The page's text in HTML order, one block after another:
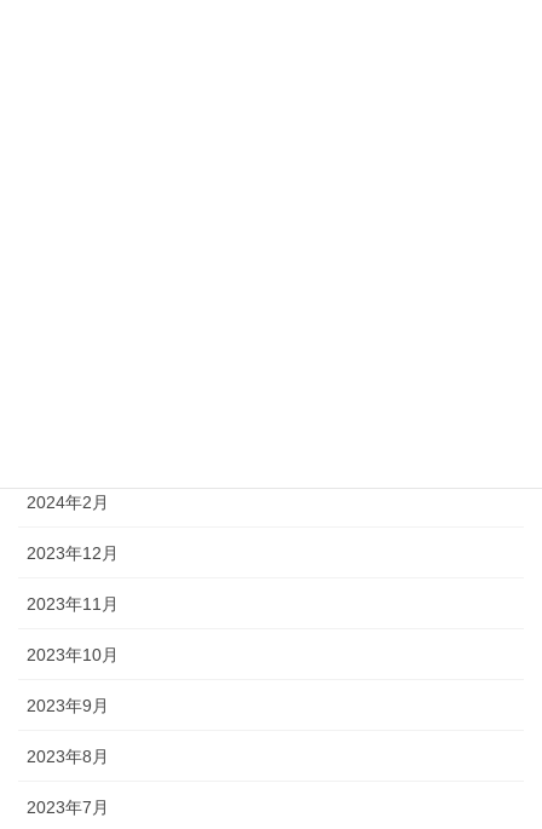
2024年2月
2023年12月
2023年11月
2023年10月
2023年9月
2023年8月
2023年7月